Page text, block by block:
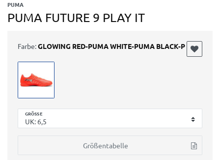
PUMA
PUMA FUTURE 9 PLAY IT
GRÖSSE
Größentabelle
Farbe:GLOWING RED-PUMA WHITE-PUMA BLACK-P